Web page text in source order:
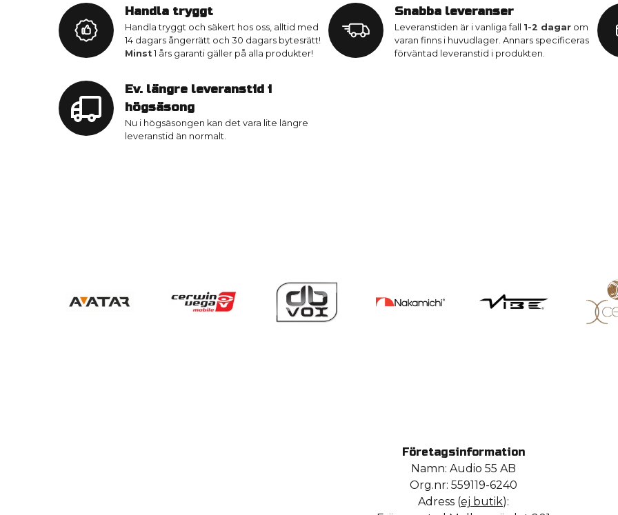
Handla tryggt
Handla tryggt och säkert hos oss, alltid med
14 dagars ångerrätt och 30 dagars bytesrätt!
Minst 1 års garanti gäller på alla produkter!
Snabba leveranser
Leveranstiden är i vanliga fall 1-2 dagarom
varan finns i huvudlager. Annars specificeras
förväntad leveranstid i produkten.
Ev. längre leveranstid i
högsäsong
Nu i högsäsongen kan det vara lite längre
leveranstid än normalt.
Företagsinformation
Namn: Audio 55 AB
Org.nr: 559119-6240
Adress (ej butik):